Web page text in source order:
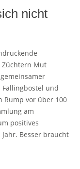
nicht
Züchtern Mut
Fallingbostel und
Rump vor über 100
am
positives
Jahr. Besser braucht